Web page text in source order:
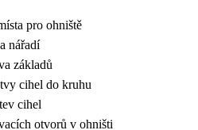
pro ohniště
nářadí
základů
cihel do kruhu
cihel
otvorů v ohništi